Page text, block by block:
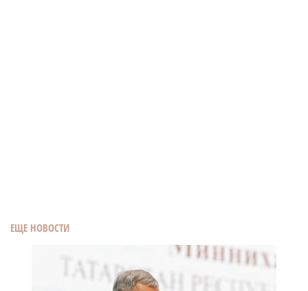
ЕЩЕ НОВОСТИ